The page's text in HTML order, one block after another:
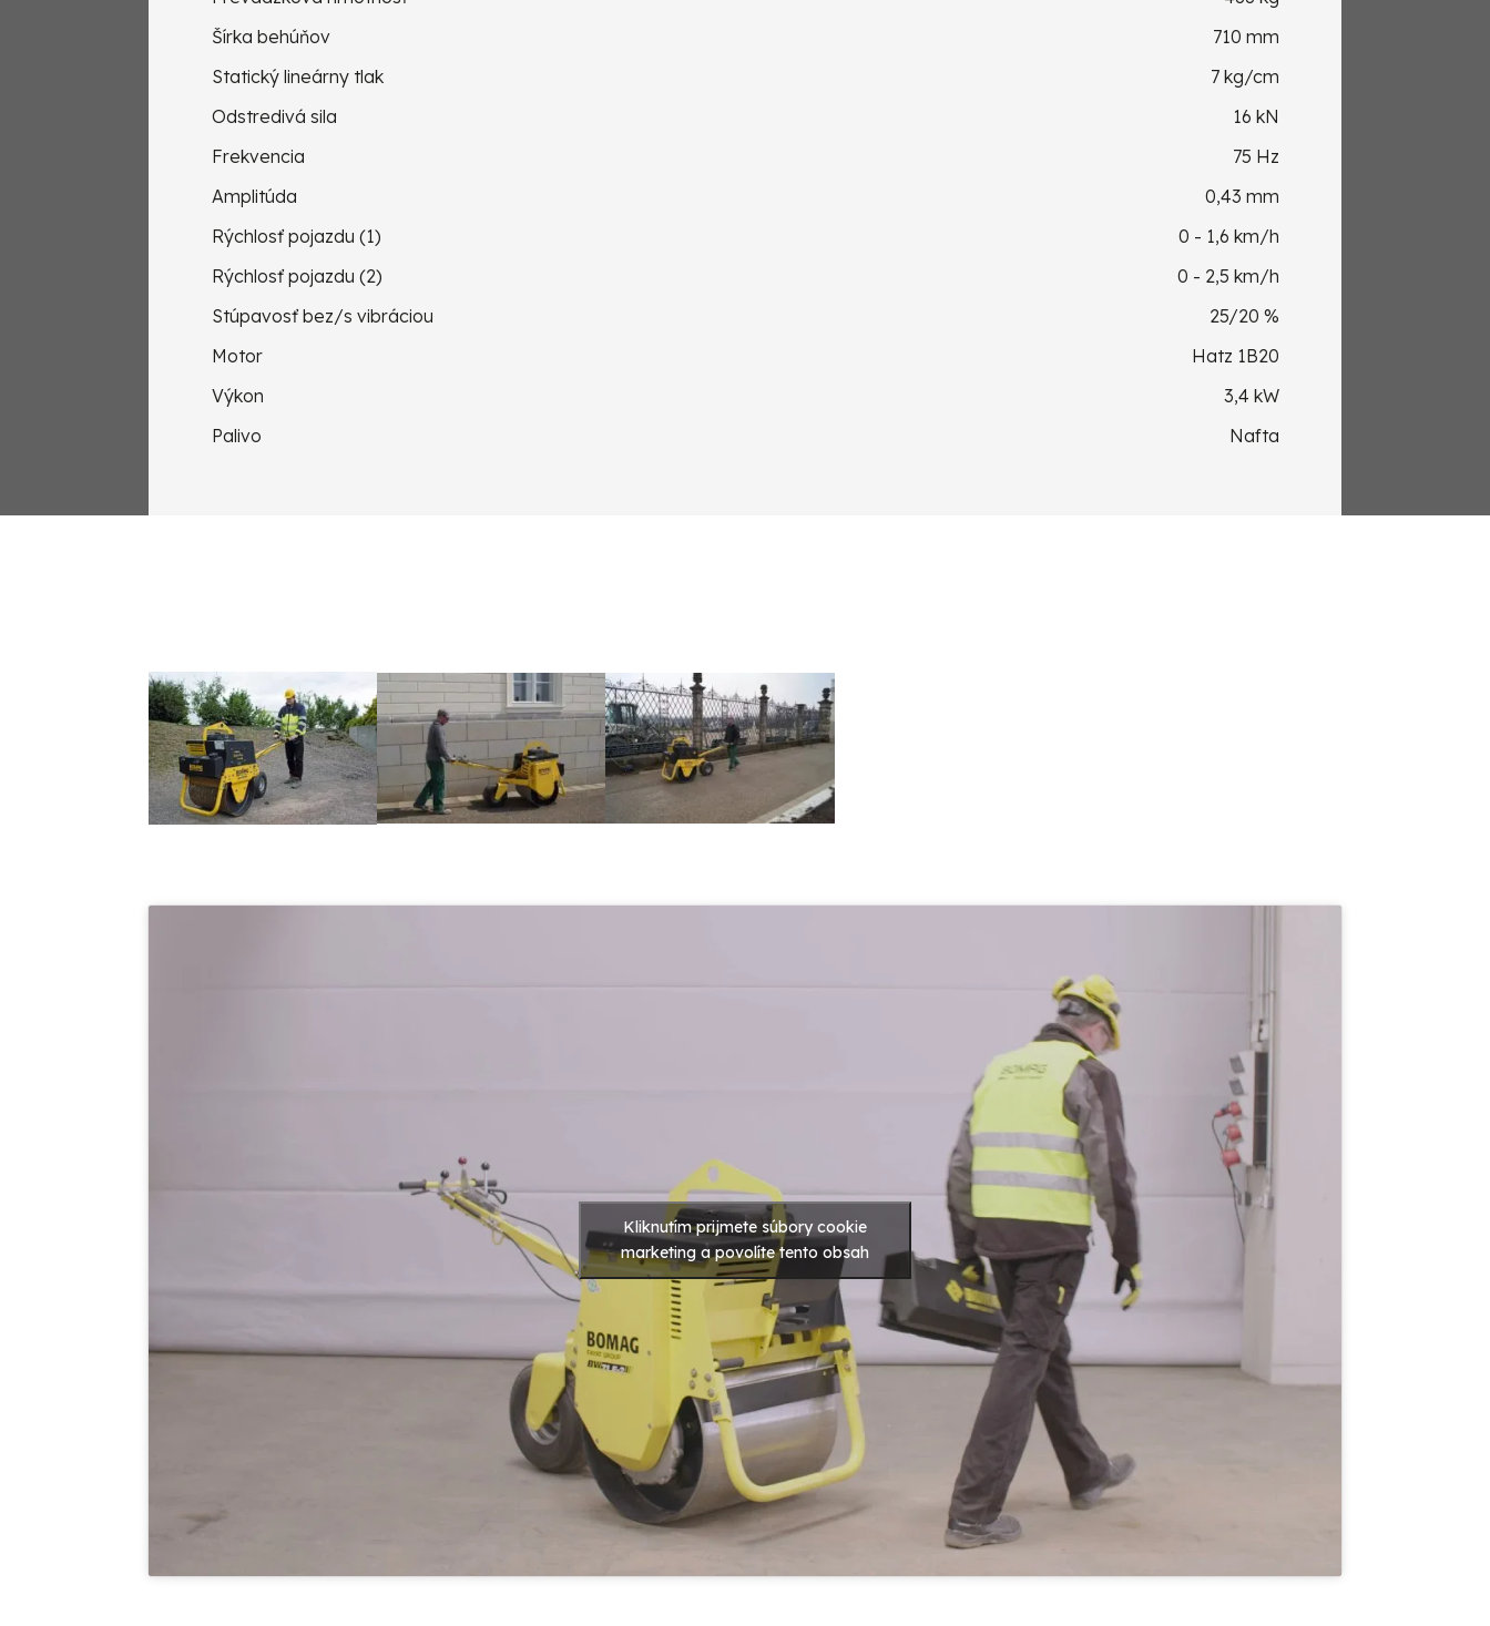
Šírka behúňov
710 mm
Statický lineárny tlak
7 kg/cm
Odstredivá sila
16 kN
Frekvencia
75 Hz
Amplitúda
0,43 mm
Rýchlosť pojazdu (1)
0 - 1,6 km/h
Rýchlosť pojazdu (2)
0 - 2,5 km/h
Stúpavosť bez/s vibráciou
25/20 %
Motor
Hatz 1B20
Výkon
3,4 kW
Palivo
Nafta
Kliknutím prijmete súbory cookie
marketing a povolíte tento obsah